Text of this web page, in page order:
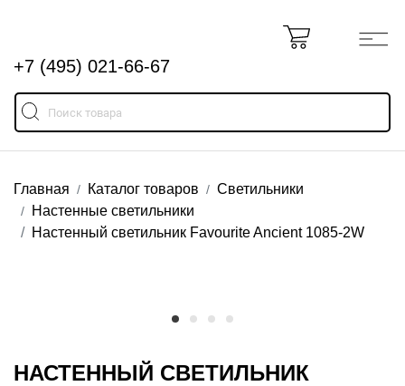
+7 (495) 021-66-67
Главная Каталог товаров
Светильники
Настенные светильники
Настенный светильник Favourite Ancient 1085-2W
НАСТЕННЫЙ СВЕТИЛЬНИК